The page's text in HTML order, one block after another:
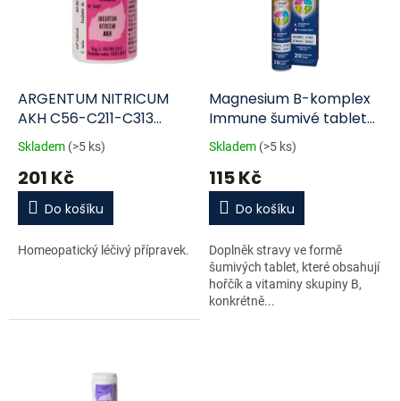
ů
d
u
ARGENTUM NITRICUM
AKH C56-C211-C313
neobalené tablety 60 I
Skladem (>5 ks)
201 Kč
Do košíku
Homeopatický léčivý přípravek.
Magnesium B-komplex
Immune šumivé tablety
tbl.20
Skladem (>5 ks)
115 Kč
Do košíku
Doplněk stravy ve formě
šumivých tablet, které obsahují
hořčík a vitaminy skupiny B,
konkrétně...